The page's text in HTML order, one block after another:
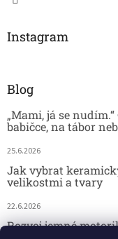
Instagram
Blog
„Mami, já se
babičce, na tábor
25.6.2026
Jak vybrat
velikostmi a tvary
22.6.2026
Rozvoj jemné